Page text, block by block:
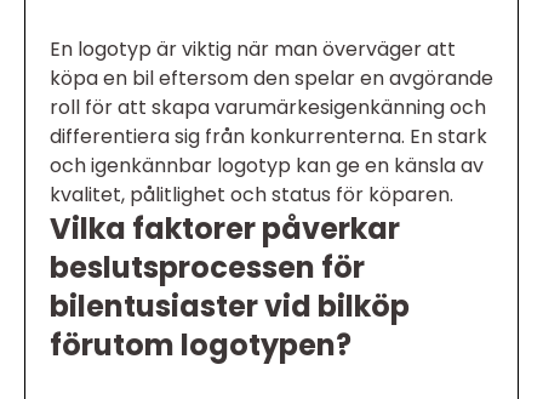
En logotyp är viktig när man överväger att
köpa en bil eftersom den spelar en avgörande
roll för att skapa varumärkesigenkänning och
differentiera sig från konkurrenterna. En stark
och igenkännbar logotyp kan ge en känsla av
kvalitet, pålitlighet och status för köparen.
Vilka faktorer påverkar
beslutsprocessen för
bilentusiaster vid bilköp
förutom logotypen?